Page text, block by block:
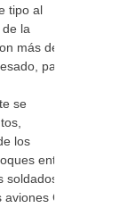
tipo al
la
más de
para
se
los
entre
y
C-